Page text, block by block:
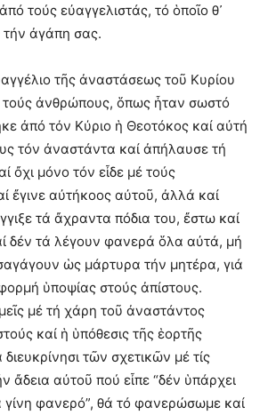
τούς εὐαγγελιστάς, τό ὁποῖο θ᾿
ἀγάπη σας.
τῆς ἀναστάσεως τοῦ Κυρίου
ἀνθρώπους, ὅπως ἦταν σωστό
ἀπό τόν Κύριο ἡ Θεοτόκος καί αὐτή
τόν ἀναστάντα καί ἀπήλαυσε τή
ὄχι μόνο τόν εἶδε μέ τούς
ἔγινε αὐτήκοος αὐτοῦ, ἀλλά καί
τά ἄχραντα πόδια του, ἔστω καί
δέν τά λέγουν φανερά ὅλα αὐτά, μή
ὡς μάρτυρα τήν μητέρα, γιά
ὑποψίας στούς ἀπίστους.
μέ τή χάρη τοῦ ἀναστάντος
καί ἡ ὑπόθεσις τῆς ἑορτῆς
διευκρίνησι τῶν σχετικῶν μέ τίς
ἄδεια αὐτοῦ πού εἶπε “δέν ὑπάρχει
φανερό”, θά τό φανερώσωμε καί